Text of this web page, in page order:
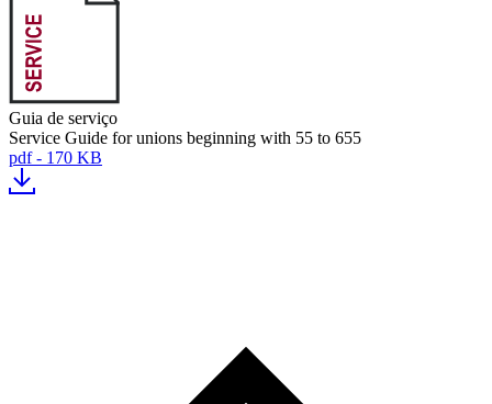
Guia de serviço
Service Guide for unions beginning with 55 to 655
pdf - 170 KB